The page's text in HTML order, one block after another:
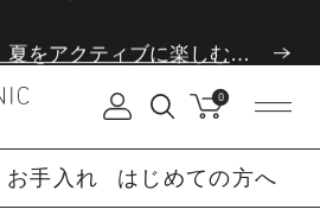
業のお知らせ
ダブルポイント！夏をアクティブに楽しむ夏タオル
0
お手入れ はじめての方へ